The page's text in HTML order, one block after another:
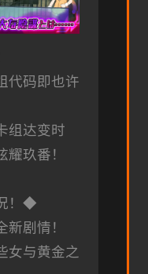
代码即也许
组达变时
玖番！
！◆
剧情！
女与黄金之